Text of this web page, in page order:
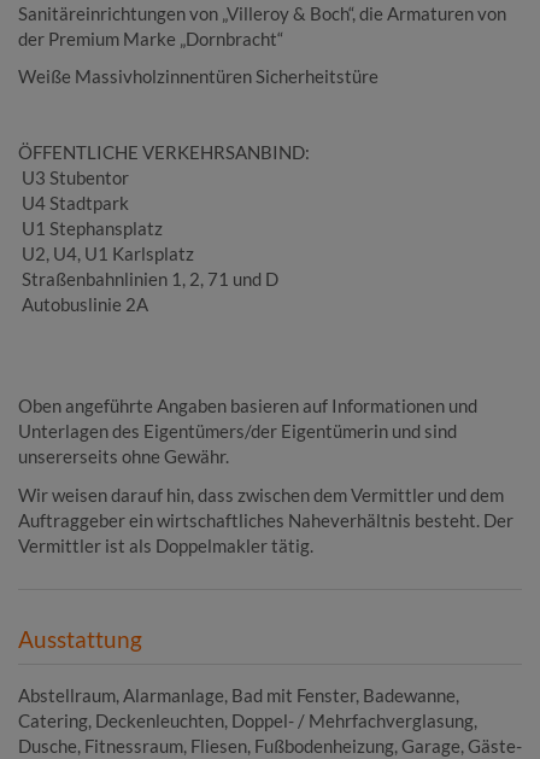
Sanitäreinrichtungen von „Villeroy & Boch“, die Armaturen von
der Premium Marke „Dornbracht“
Weiße Massivholzinnentüren Sicherheitstüre
ÖFFENTLICHE VERKEHRSANBIND:
U3 Stubentor
U4 Stadtpark
U1 Stephansplatz
U2, U4, U1 Karlsplatz
Straßenbahnlinien 1, 2, 71 und D
Autobuslinie 2A
Oben angeführte Angaben basieren auf Informationen und
Unterlagen des Eigentümers/der Eigentümerin und sind
unsererseits ohne Gewähr.
Wir weisen darauf hin, dass zwischen dem Vermittler und dem
Auftraggeber ein wirtschaftliches Naheverhältnis besteht. Der
Vermittler ist als Doppelmakler tätig.
Ausstattung
Abstellraum Alarmanlage Bad mit Fenster Badewanne
Catering Deckenleuchten Doppel- / Mehrfachverglasung
Dusche Fitnessraum Fliesen Fußbodenheizung Garage Gäste-